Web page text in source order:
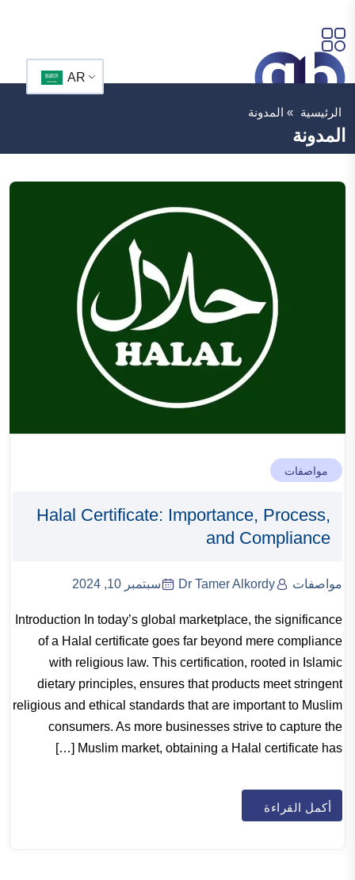
AR
الرئيسية » المدونة
المدونة
مواصفات
Halal Certificate: Importance, Process,
and Compliance
مواصفات Dr Tamer Alkordy سبتمبر 10, 2024
Introduction In today’s global marketplace, the significance
of a Halal certificate goes far beyond mere compliance
with religious law. This certification, rooted in Islamic
dietary principles, ensures that products meet stringent
religious and ethical standards that are important to Muslim
consumers. As more businesses strive to capture the
Muslim market, obtaining a Halal certificate has […]
أكمل القراءة